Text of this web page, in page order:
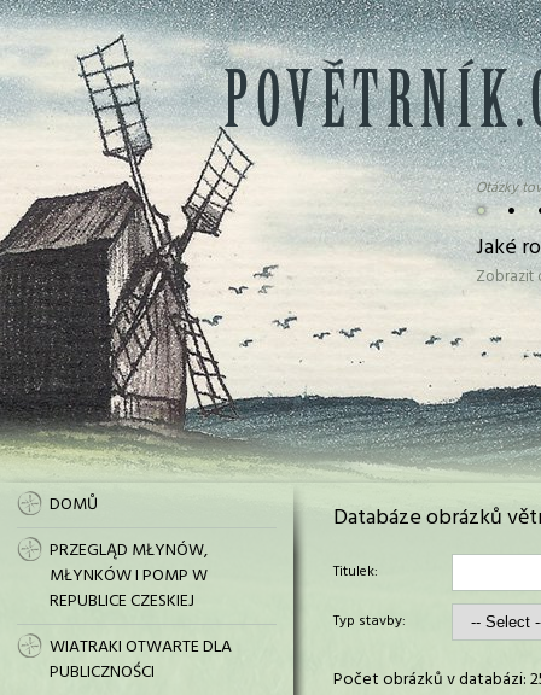
• •
Otázky
Jaké
DOMŮ
PRZEGLĄD MŁYNÓW,
MŁYNKÓW I POMP W
REPUBLICE CZESKIEJ
WIATRAKI OTWARTE DLA
PUBLICZNOŚCI
Databáze obrázků
Titulek:
Typ stavby:
Počet obrázků v databázi: